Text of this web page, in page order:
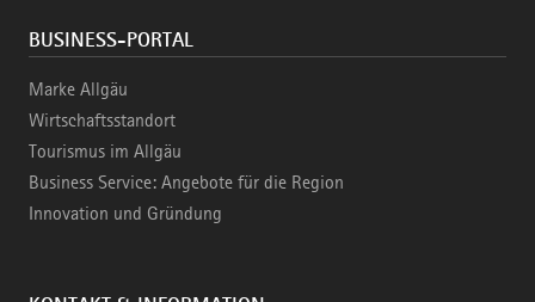
BUSINESS-PORTAL
Marke Allgäu
Wirtschaftsstandort
Tourismus im Allgäu
Business Service: Angebote für die Region
Innovation und Gründung